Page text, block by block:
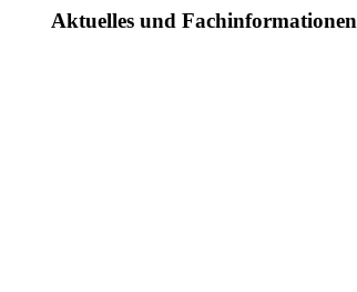
Aktuelles und Fachinformationen